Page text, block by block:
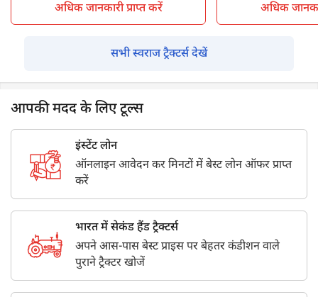
अधिक जानकारी प्राप्त करें अधिक
सभी स्वराज ट्रैक्टर्स देखें
आपकी मदद के लिए टूल्स
इंस्टेंट लोन
ऑनलाइन आवेदन कर मिनटों में बेस्ट लोन ऑफर प्राप्त
करें
भारत में सेकंड हैंड ट्रैक्टर्स
अपने आस-पास बेस्ट प्राइस पर बेहतर कंडीशन वाले
पुराने ट्रैक्टर खोजें